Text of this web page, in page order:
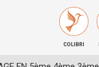
COLIBRI